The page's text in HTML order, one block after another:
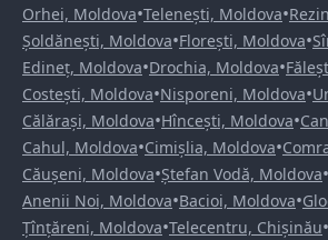
Orhei, Moldova•Telenești, Moldova•
Șoldănești, Moldova•Florești, Moldova•
Edineț, Moldova•Drochia, Moldova•
Costești, Moldova•Nisporeni, Moldova•
Călărași, Moldova•Hîncești, Moldova•
Cahul, Moldova•Cimișlia, Moldova•
Căușeni, Moldova•Ștefan Vodă, Moldova•
Anenii Noi, Moldova•Bacioi, Moldova•
Țînțăreni, Moldova•Telecentru, Chișinău•